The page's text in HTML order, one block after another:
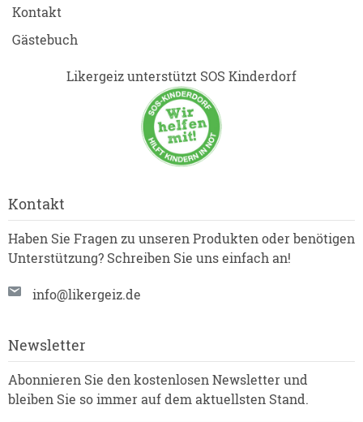
Kontakt
Gästebuch
Likergeiz unterstützt SOS Kinderdorf
Kontakt
Haben Sie Fragen zu unseren Produkten oder benötigen
Unterstützung? Schreiben Sie uns einfach an!
info@likergeiz.de
Newsletter
Abonnieren Sie den kostenlosen Newsletter und
bleiben Sie so immer auf dem aktuellsten Stand.